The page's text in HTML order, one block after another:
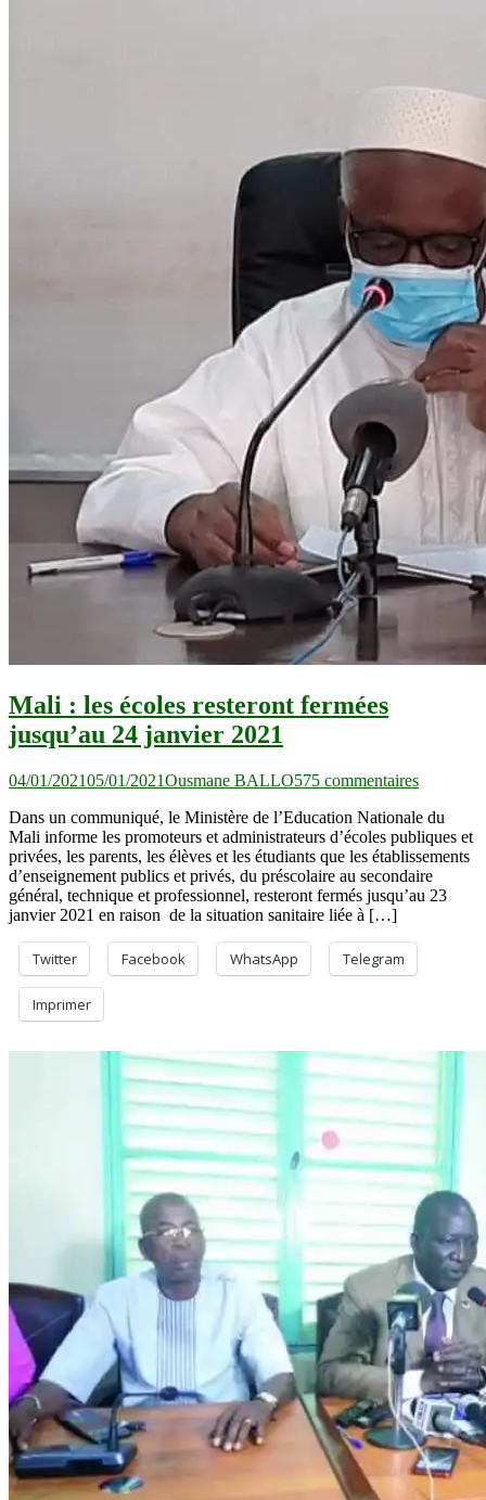
Mali : les écoles resteront fermées
jusqu’au 24 janvier 2021
04/01/202105/01/2021Ousmane BALLO575 commentairessur
les
écoles
resteront
fermées
jusqu’au
Dans un communiqué, le Ministère de l’Education Nationale du
Mali informe les promoteurs et administrateurs d’écoles publiques et
privées, les parents, les élèves et les étudiants que les établissements
d’enseignement publics et privés, du préscolaire au secondaire
général, technique et professionnel, resteront fermés jusqu’au 23
janvier 2021 en raison de la situation sanitaire liée à […]
Twitter Facebook WhatsApp Telegram
Imprimer